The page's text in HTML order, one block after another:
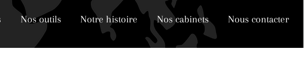
Nos outils Notre histoire Nos cabinets Nous contacter